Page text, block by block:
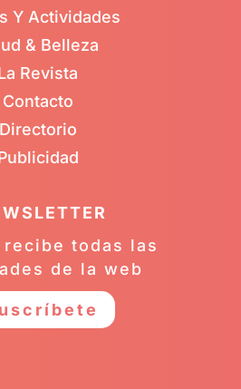
Y Actividades
& Belleza
Revista
Contacto
Directorio
recibe todas las
de la web